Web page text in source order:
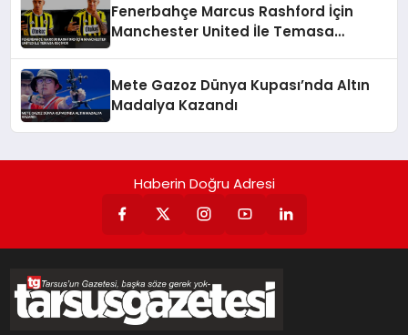
Fenerbahçe Marcus Rashford İçin
Manchester United İle Temasa
Mete Gazoz Dünya Kupası’nda Altın
Madalya Kazandı
Haberin Doğru Adresi